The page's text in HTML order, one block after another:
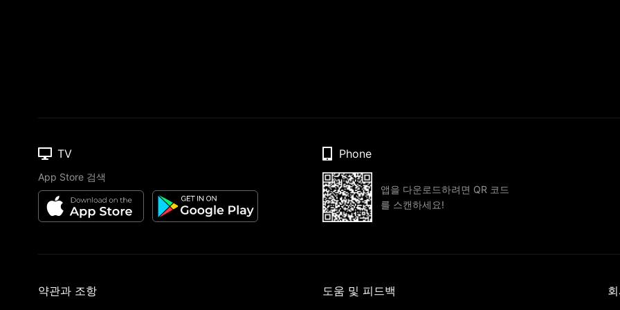
TV
App Store 검색
Phone
앱을 다운로드하려면 QR 코드
를 스캔하세요!
약관과 조항 도움 및 피드백